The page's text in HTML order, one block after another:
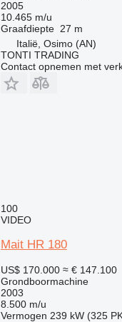
2005
10.465 m/u
Graafdiepte 27 m
Italië, Osimo (AN)
TONTI TRADING
Contact opnemen met
100
VIDEO
Mait HR 180
US$ 170.000 ≈ € 147.100
Grondboormachine
2003
8.500 m/u
Vermogen 239 kW (325